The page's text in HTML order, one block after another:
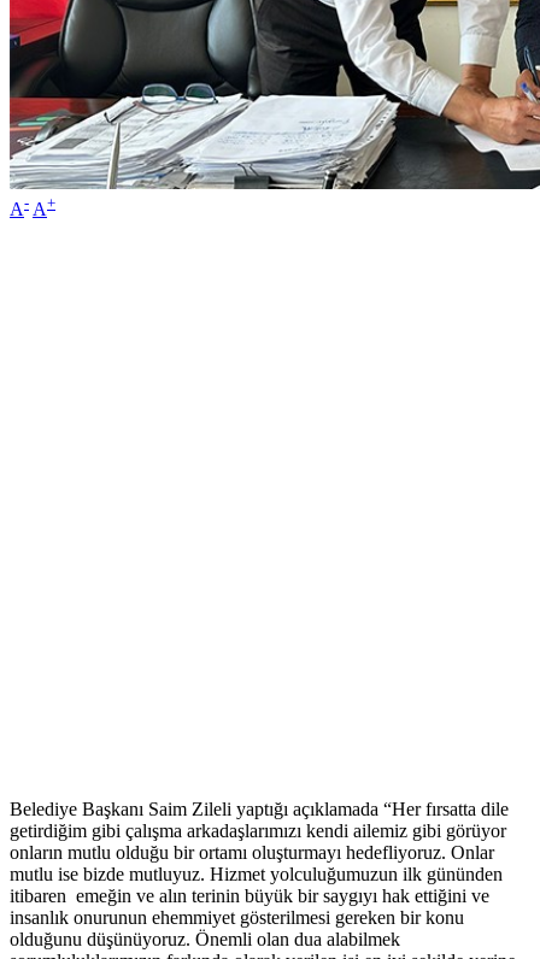
A- A+
Belediye Başkanı Saim Zileli yaptığı açıklamada “Her fırsatta dile
getirdiğim gibi çalışma arkadaşlarımızı kendi ailemiz gibi görüyor
onların mutlu olduğu bir ortamı oluşturmayı hedefliyoruz. Onlar
mutlu ise bizde mutluyuz. Hizmet yolculuğumuzun ilk gününden
itibaren emeğin ve alın terinin büyük bir saygıyı hak ettiğini ve
insanlık onurunun ehemmiyet gösterilmesi gereken bir konu
olduğunu düşünüyoruz. Önemli olan dua alabilmek